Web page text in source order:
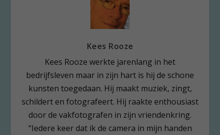
Kees Rooze
Kees Rooze werkte jarenlang in het
bedrijfsleven maar in zijn hart is hij de schone
kunsten toegedaan. Hij maakt muziek, zingt,
schildert en fotografeert. Hij raakte enthousiast
door de vakfotografen in zijn vriendenkring.
“Iedere keer dat ik de camera in mijn handen